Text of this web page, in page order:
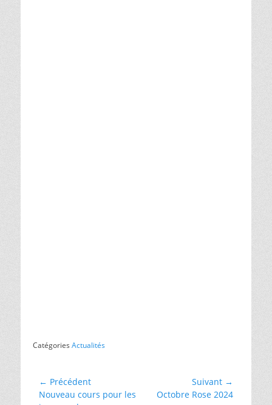
Catégories Actualités
Navigation
de
← Précédent
Article
Nouveau cours pour les
Suivant →
ArticleOctobre Rose 2024